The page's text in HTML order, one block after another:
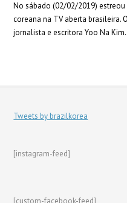
No sábado (02/02/2019)
coreana na TV aberta brasileira.
jornalista e escritora Yoo Na Kim.
Tweets by brazilkorea
[instagram-feed]
[custom-facebook-feed]